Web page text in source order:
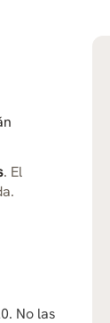
. El
No las